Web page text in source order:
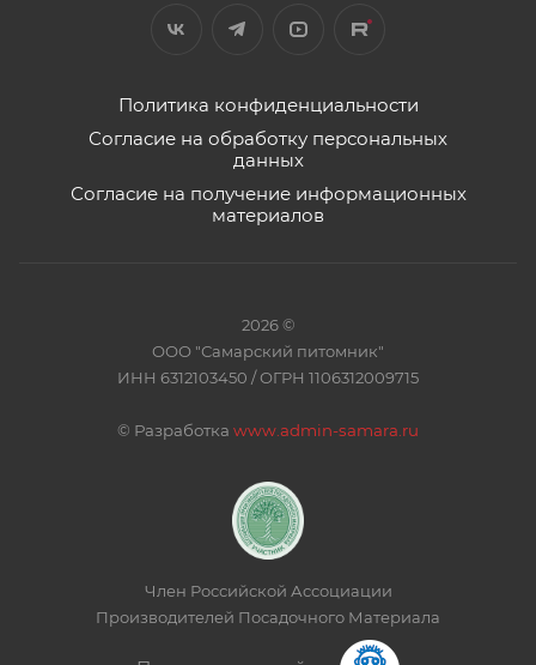
Политика конфиденциальности
Согласие на обработку персональных
данных
Согласие на получение информационных
материалов
2026 ©
ООО "Самарский питомник"
ИНН 6312103450 / ОГРН 1106312009715
© Разработка www.admin-samara.ru
Член Российской Ассоциации
Производителей Посадочного Материала